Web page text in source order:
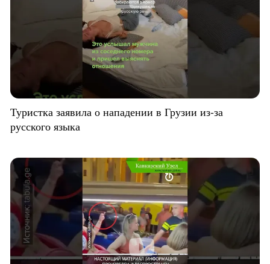
Туристка заявила о нападении в Грузии из-за
русского языка